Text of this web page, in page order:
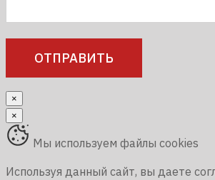
×
×
Мы используем файлы cookies
Используя данный сайт, вы даете